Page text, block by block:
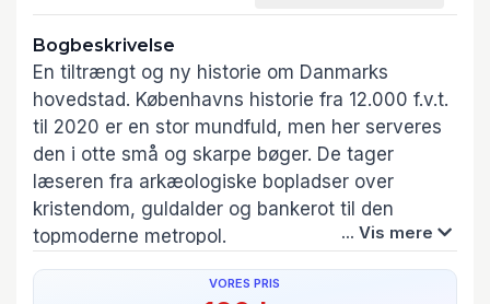
Bogbeskrivelse
En tiltrængt og ny historie om Danmarks
hovedstad. Københavns historie fra 12.000 f.v.t.
til 2020 er en stor mundfuld, men her serveres
den i otte små og skarpe bøger. De tager
læseren fra arkæologiske bopladser over
kristendom, guldalder og bankerot til den
topmoderne metropol.
Fokus i de kronologisk opbyggede bøger er på
... Vis mere
VORES PRIS